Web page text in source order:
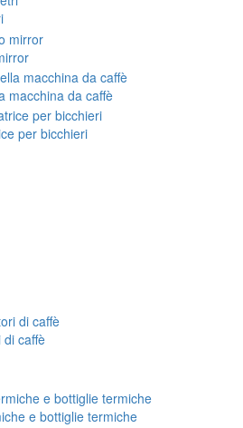
macchina da caffè
per bicchieri
di caffè
e bottiglie termiche